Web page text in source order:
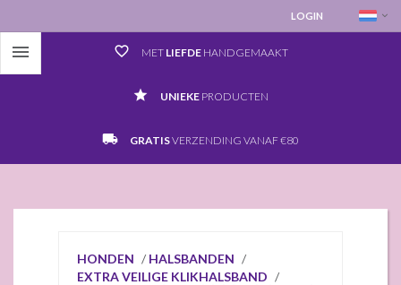
LOGIN
 favorite_border MET LIEFDEHANDGEMAAKT
grade UNIEKE PRODUCTEN
local_shipping GRATISVERZENDING VANAF €80
HONDEN / HALSBANDEN /
EXTRA VEILIGE KLIKHALSBAND /